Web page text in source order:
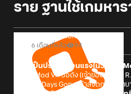
ราย ฐานใช้เกมหา
Online Station
6 เดือนที่แล้ว
94
กลายเป็นประเด็นร้อนแรงในวงการ
พัฒนา Mod VR ชื่อดัง (เจ้าของผลงาน
Ring และ Days Gone) กำลังตกที่นั่งลำ